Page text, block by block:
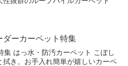
ダーカーペット特集
はっ水・防汚カーペット こぼし
き。お手入れ簡単が嬉しいカーペ